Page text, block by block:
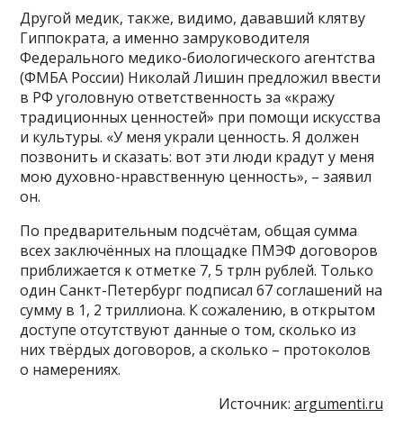
Другой медик, также, видимо, дававший клятву
Гиппократа, а именно замруководителя
Федерального медико-биологического агентства
(ФМБА России) Николай Лишин предложил ввести
в РФ уголовную ответственность за «кражу
традиционных ценностей» при помощи искусства
и культуры. «У меня украли ценность. Я должен
позвонить и сказать: вот эти люди крадут у меня
мою духовно-нравственную ценность», – заявил
он.
По предварительным подсчётам, общая сумма
всех заключённых на площадке ПМЭФ договоров
приближается к отметке 7, 5 трлн рублей. Только
один Санкт-Петербург подписал 67 соглашений на
сумму в 1, 2 триллиона. К сожалению, в открытом
доступе отсутствуют данные о том, сколько из
них твёрдых договоров, а сколько – протоколов
о намерениях.
Источник: argumenti.ru